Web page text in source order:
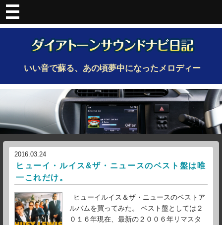
いい音で蘇る、あの頃夢中になったメロディー
2016.03.24
ヒューイ・ルイス&ザ・ニュースのベスト盤は唯
一これだけ。
ヒューイルイス＆ザ・ニュースのベストア
ルバムを買ってみた。 ベスト盤としては２
０１６年現在、最新の２００６年リマスタ